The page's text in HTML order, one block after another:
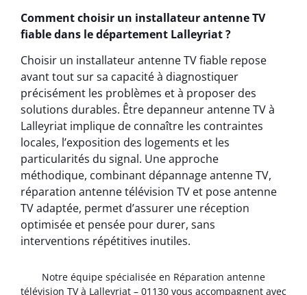
Comment choisir un installateur antenne TV
fiable dans le département Lalleyriat ?
Choisir un installateur antenne TV fiable repose
avant tout sur sa capacité à diagnostiquer
précisément les problèmes et à proposer des
solutions durables. Être depanneur antenne TV à
Lalleyriat implique de connaître les contraintes
locales, l’exposition des logements et les
particularités du signal. Une approche
méthodique, combinant dépannage antenne TV,
réparation antenne télévision TV et pose antenne
TV adaptée, permet d’assurer une réception
optimisée et pensée pour durer, sans
interventions répétitives inutiles.
Notre équipe spécialisée en Réparation antenne
télévision TV à Lalleyriat – 01130 vous accompagnent avec